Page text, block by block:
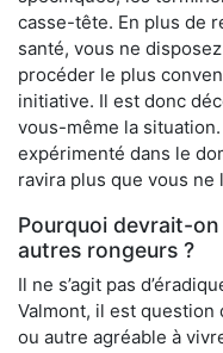
casse-tête. En plus de
santé, vous ne
procéder le plus
initiative. Il est donc
vous-même la
expérimenté dans le
ravira plus que vous ne
Pourquoi devrait-
autres rongeurs ?
Il ne s’agit pas
Valmont, il est question
ou autre agréable à